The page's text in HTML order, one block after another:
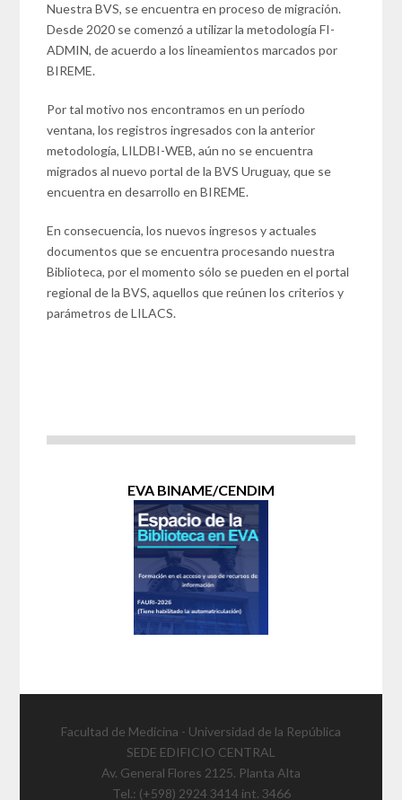
Nuestra BVS, se encuentra en proceso de migración.
Desde 2020 se comenzó a utilizar la metodología FI-
ADMIN, de acuerdo a los lineamientos marcados por
BIREME.
Por tal motivo nos encontramos en un período
ventana, los registros ingresados con la anterior
metodología, LILDBI-WEB, aún no se encuentra
migrados al nuevo portal de la BVS Uruguay, que se
encuentra en desarrollo en BIREME.
En consecuencia, los nuevos ingresos y actuales
documentos que se encuentra procesando nuestra
Biblioteca, por el momento sólo se pueden en el portal
regional de la BVS, aquellos que reúnen los criterios y
parámetros de LILACS.
EVA BINAME/CENDIM
Facultad de Medicina - Universidad de la República
SEDE EDIFICIO CENTRAL
Av. General Flores 2125. Planta Alta
Tel.: (+598) 2924 3414 int. 3466